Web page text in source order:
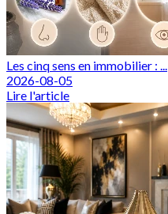
Les cinq sens en immobilier : ...
2026-08-05
Lire l'article